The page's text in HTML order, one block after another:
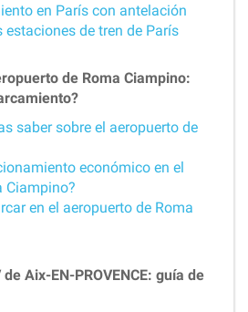
en París con antelación
estaciones de tren de París
de Roma Ciampino:
saber sobre el aeropuerto de
económico en el
Ciampino?
en el aeropuerto de Roma
Aix-EN-PROVENCE: guía de